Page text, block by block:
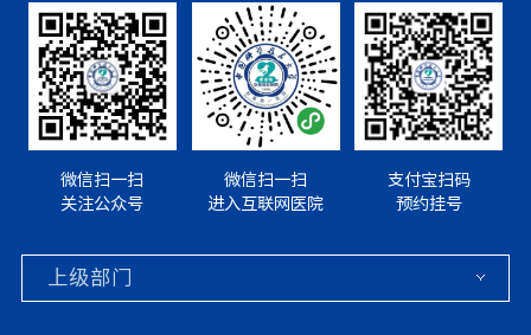
微信扫一扫
关注公众号
微信扫一扫
进入互联网医院
支付宝扫码
预约挂号